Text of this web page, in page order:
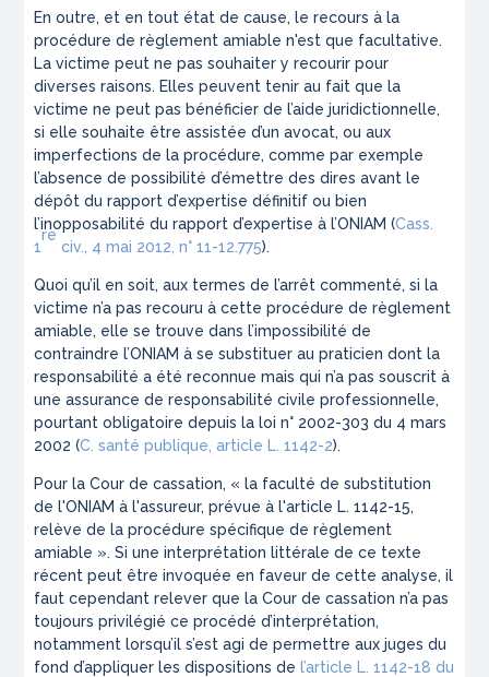
En outre, et en tout état de cause, le recours à la
procédure de règlement amiable n'est que facultative.
La victime peut ne pas souhaiter y recourir pour
diverses raisons. Elles peuvent tenir au fait que la
victime ne peut pas bénéficier de l’aide juridictionnelle,
si elle souhaite être assistée d’un avocat, ou aux
imperfections de la procédure, comme par exemple
l’absence de possibilité d’émettre des dires avant le
dépôt du rapport d’expertise définitif ou bien
l’inopposabilité du rapport d’expertise à l’ONIAM (Cass.
1
re
civ., 4 mai 2012, n° 11-12.775).
Quoi qu’il en soit, aux termes de l’arrêt commenté, si la
victime n’a pas recouru à cette procédure de règlement
amiable, elle se trouve dans l’impossibilité de
contraindre l’ONIAM à se substituer au praticien dont la
responsabilité a été reconnue mais qui n’a pas souscrit à
une assurance de responsabilité civile professionnelle,
pourtant obligatoire depuis la loi n° 2002-303 du 4 mars
2002 (C. santé publique, article L. 1142-2).
Pour la Cour de cassation, « la faculté de substitution
de l'ONIAM à l'assureur, prévue à l'article L. 1142-15,
relève de la procédure spécifique de règlement
amiable ». Si une interprétation littérale de ce texte
récent peut être invoquée en faveur de cette analyse, il
faut cependant relever que la Cour de cassation n’a pas
toujours privilégié ce procédé d’interprétation,
notamment lorsqu’il s’est agi de permettre aux juges du
fond d’appliquer les dispositions de l’article L. 1142-18 du